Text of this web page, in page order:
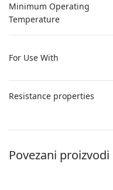
Minimum Operating
Temperature
For Use With
Resistance properties
Povezani proizvodi